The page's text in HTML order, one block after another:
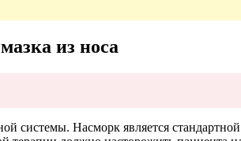
из носа
системы. Насморк является